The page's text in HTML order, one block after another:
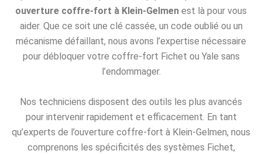
ouverture coffre-fort à Klein-Gelmen est là pour vous
aider. Que ce soit une clé cassée, un code oublié ou un
mécanisme défaillant, nous avons l’expertise nécessaire
pour débloquer votre coffre-fort Fichet ou Yale sans
l’endommager.
Nos techniciens disposent des outils les plus avancés
pour intervenir rapidement et efficacement. En tant
qu’experts de l’ouverture coffre-fort à Klein-Gelmen, nous
comprenons les spécificités des systèmes Fichet,